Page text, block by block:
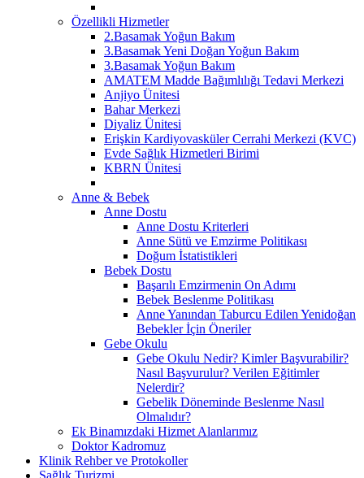
Özellikli Hizmetler
2.Basamak Yoğun Bakım
3.Basamak Yeni Doğan Yoğun Bakım
3.Basamak Yoğun Bakım
AMATEM Madde Bağımlılığı Tedavi Merkezi
Anjiyo Ünitesi
Bahar Merkezi
Diyaliz Ünitesi
Erişkin Kardiyovasküler Cerrahi Merkezi (KVC)
Evde Sağlık Hizmetleri Birimi
KBRN Ünitesi
Anne & Bebek
Anne Dostu
Anne Dostu Kriterleri
Anne Sütü ve Emzirme Politikası
Doğum İstatistikleri
Bebek Dostu
Başarılı Emzirmenin On Adımı
Bebek Beslenme Politikası
Anne Yanından Taburcu Edilen Yenidoğan
Bebekler İçin Öneriler
Gebe Okulu
Gebe Okulu Nedir? Kimler Başvurabilir?
Nasıl Başvurulur? Verilen Eğitimler
Nelerdir?
Gebelik Döneminde Beslenme Nasıl
Olmalıdır?
Ek Binamızdaki Hizmet Alanlarımız
Doktor Kadromuz
Klinik Rehber ve Protokoller
Sağlık Turizmi